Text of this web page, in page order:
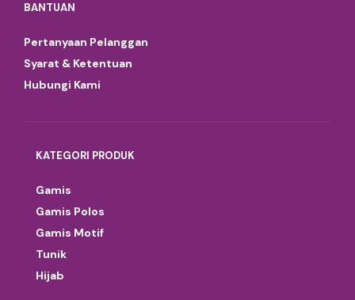
BANTUAN
Pertanyaan Pelanggan
Syarat & Ketentuan
Hubungi Kami
KATEGORI PRODUK
Gamis
Gamis Polos
Gamis Motif
Tunik
Hijab